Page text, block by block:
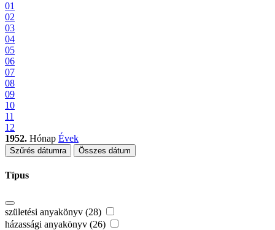
01
02
03
04
05
06
07
08
09
10
11
12
1952. Hónap Évek
Szűrés dátumra Összes dátum
Típus
születési anyakönyv (28)
házassági anyakönyv (26)